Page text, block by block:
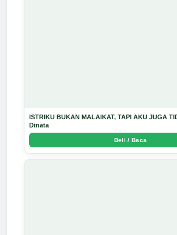
ISTRIKU BUKAN MALAIKAT, TAPI AKU JUGA
Dinata
Beli / Baca